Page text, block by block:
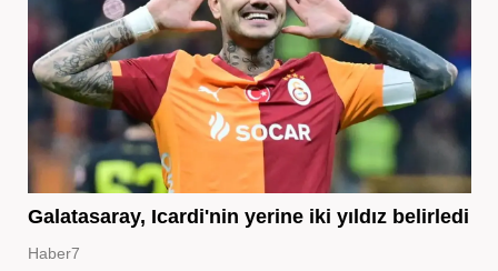
Galatasaray, Icardi'nin yerine iki yıldız belirledi
Haber7